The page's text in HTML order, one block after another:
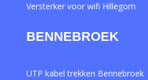
Versterker voor wifi Hillegom
BENNEBROEK
UTP kabel trekken Bennebroek